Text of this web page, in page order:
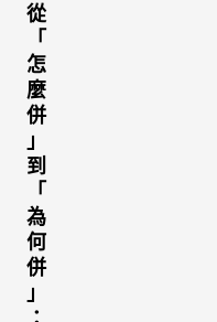
從
「
怎
麼
併
」
到
「
為
何
併
」